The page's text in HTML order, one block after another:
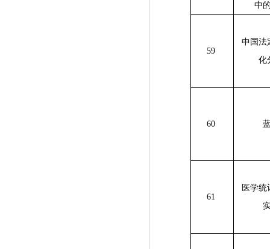
中
59
中国法
化
60
61
医学